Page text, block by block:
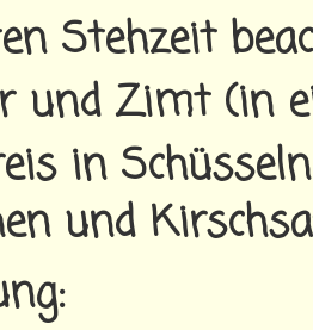
Stehzeit
und Zimt (in
in
und